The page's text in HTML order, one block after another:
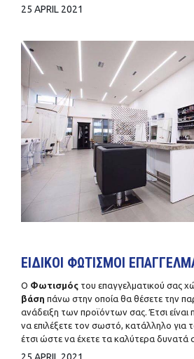
25 APRIL 2021
ΕΙΔΙΚΟΙ ΦΩΤΙΣΜΟΙ
25 APRIL 2021
Ο Φωτισμός του επαγγελματικού σας
βάση πάνω στην οποία θα θέσετε την
ανάδειξη των προϊόντων σας. Έτσι είναι
να επιλέξετε τον σωστό, κατάλληλο
έτσι ώστε να έχετε τα καλύτερα δυνατά